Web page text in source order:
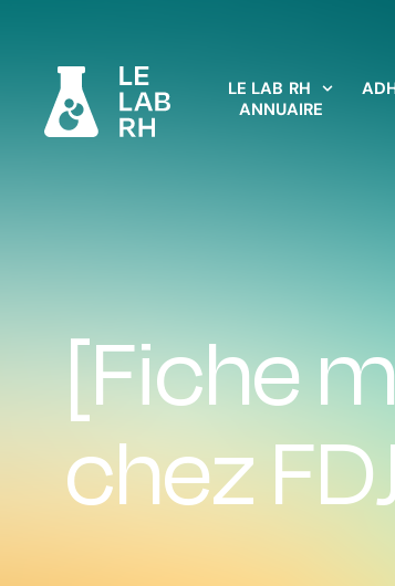
LE LAB RH
ANNUAIRE
[Fiche
chez